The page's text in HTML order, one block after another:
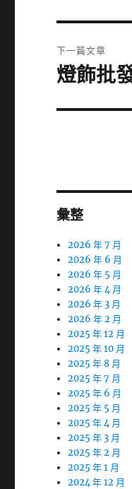
篇
文
章:
下一篇文章
下
篇
燈飾批
彙整
2026 年 7 月
2026 年 6 月
2026 年 5 月
2026 年 4 月
2026 年 3 月
2026 年 2 月
2025 年 12 月
2025 年 10 月
2025 年 8 月
2025 年 7 月
2025 年 6 月
2025 年 5 月
2025 年 4 月
2025 年 3 月
2025 年 2 月
2025 年 1 月
2024 年 12 月